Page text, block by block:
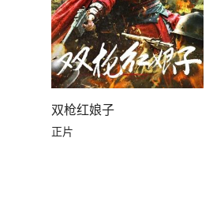
双枪红娘子
正片